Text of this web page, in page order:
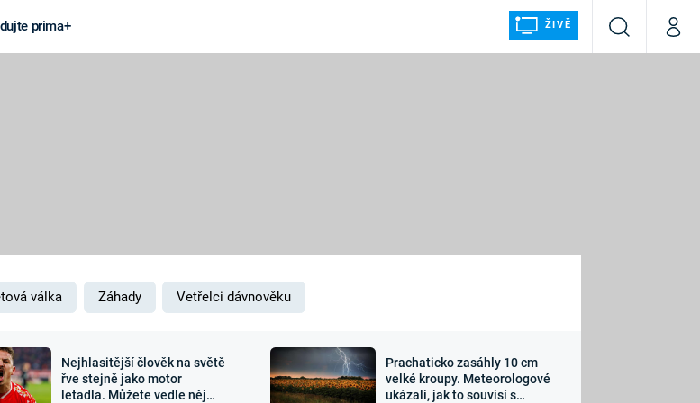
prima+ ŽIVĚ
VyhledáváníMůj
a
Zajímavosti Sledujte nás
válka Záhady Vetřelci dávnověku
Nejhlasitější člověk na světě
řve stejně jako motor
letadla. Můžete vedle něj
Prachaticko zasáhly 10 cm
velké kroupy. Meteorologové
ukázali, jak to souvisí s